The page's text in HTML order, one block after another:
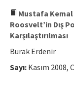
Mustafa
Roosvelt’in Dış
Karşılaştırılması
Burak Erdenir
Sayı: Kasım 2008,